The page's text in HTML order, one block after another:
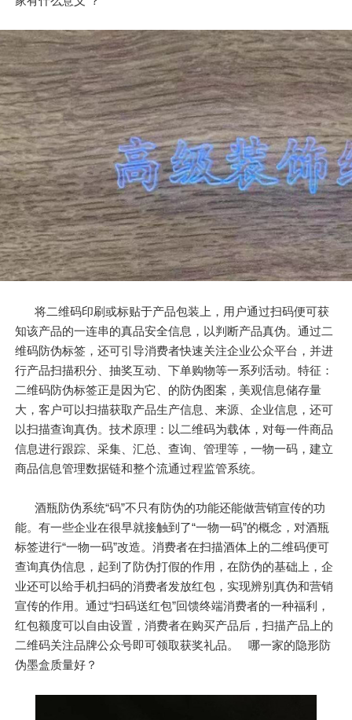
将二维码印刷或标贴于产品包装上，用户通过扫码便可获
知该产品的一连串的真品安全信息，以判断产品真伪。通过二
维码防伪标签，还可引导消费者快速关注企业公众平台，并进
行产品扫描积分、抽奖互动、下单购物等一系列活动。特征：
二维码防伪标签正是因为它、的防伪图案，美观信息储存量
大，客户可以扫描获取产品生产信息、来源、企业信息，还可
以扫描查询真伪。技术原理：以二维码为载体，对每一件商品
信息进行跟踪、采集、汇总、查询、管理等，一物一码，建立
商品信息管理数据链和整个流通过程监管系统。
酒瓶防伪系统“码”不只有防伪的功能还能做营销宣传的功
能。有一些企业在很早就接触到了“一物一码”的概念，对酒瓶
标签进行“一物一码”改造。消费者在扫描酒体上的二维码便可
查询真伪信息，起到了防伪打假的作用，在防伪的基础上，企
业还可以给手机扫码的消费者发放红包，实现辨别真伪和营销
宣传的作用。通过“扫码送红包”回馈终端消费者的一种福利，
红包额度可以自由设置，消费者在购买产品后，扫描产品上的
二维码关注品牌公众号即可领取获奖礼品。 哪一家的隐形防
伪墨盒质量好？